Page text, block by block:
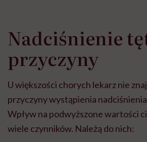
Nadciśnienie
przyczyny
U większości chorych lekarz nie
przyczyny wystąpienia
Wpływ na podwyższone wartości
wiele czynników. Należą do nich: